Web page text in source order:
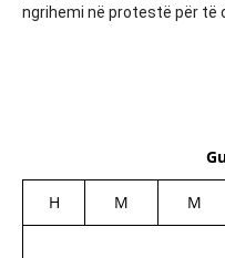
ngrihemi në protestë për të
H M M